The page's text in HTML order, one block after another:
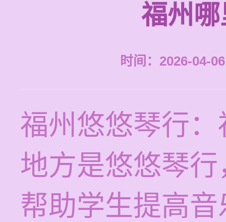
福州
时间：2026-04-
福州悠悠琴行
地方是悠悠琴
帮助学生提高